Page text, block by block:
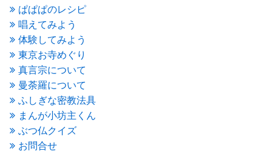
2015年11月 (4)
2015年10月
(4)
2015年9月(3)
2015年8月(4)
2015年7月(4)
2015年6月(3)
2015年5月(1)
2015年4月(1)
2015年3月 (3)
2015年2月(3)
2015年1月(1)
2014年12月
ぱぱぱのレシピ
唱えてみよう
体験してみよう
東京お寺めぐり
真言宗について
曼荼羅について
ふしぎな密教法具
まんが小坊主くん
ぶつ仏クイズ
お問合せ